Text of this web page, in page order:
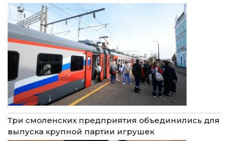
Три смоленских предприятия объединились для
выпуска крупной партии игрушек